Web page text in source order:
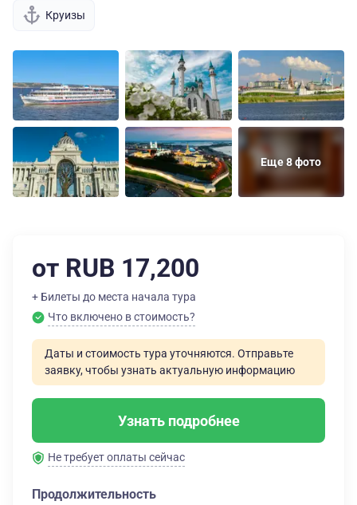
Круизы
Еще 8 фото
от RUB 17,200
+ Билеты до места начала тура
Что включено в стоимость?
Даты и стоимость тура уточняются. Отправьте
заявку, чтобы узнать актуальную информацию
Узнать подробнее
Не требует оплаты сейчас
Продолжительность